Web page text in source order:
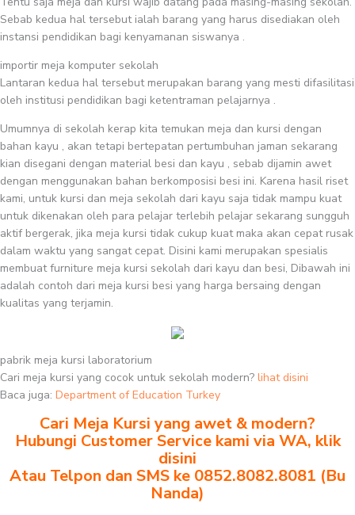
Sebab kedua hal tersebut ialah barang yang harus disediakan oleh
instansi pendidikan bagi kenyamanan siswanya .
importir meja komputer sekolah
Lantaran kedua hal tersebut merupakan barang yang mesti difasilitasi
oleh institusi pendidikan bagi ketentraman pelajarnya .
Umumnya di sekolah kerap kita temukan meja dan kursi dengan
bahan kayu , akan tetapi bertepatan pertumbuhan jaman sekarang
kian disegani dengan material besi dan kayu , sebab dijamin awet
dengan menggunakan bahan berkomposisi besi ini. Karena hasil riset
kami, untuk kursi dan meja sekolah dari kayu saja tidak mampu kuat
untuk dikenakan oleh para pelajar terlebih pelajar sekarang sungguh
aktif bergerak, jika meja kursi tidak cukup kuat maka akan cepat rusak
dalam waktu yang sangat cepat. Disini kami merupakan spesialis
membuat furniture meja kursi sekolah dari kayu dan besi, Dibawah ini
adalah contoh dari meja kursi besi yang harga bersaing dengan
kualitas yang terjamin.
pabrik meja kursi laboratorium
Cari meja kursi yang cocok untuk sekolah modern? lihat disini
Baca juga: Department of Education Turkey
Cari Meja Kursi yang awet & modern?
Hubungi Customer Service kami via WA, klik
disini
Atau Telpon dan SMS ke 0852.8082.8081 (Bu
Nanda)